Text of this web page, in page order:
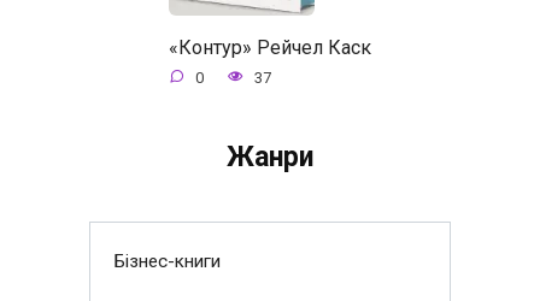
«Контур» Рейчел Каск
0 37
Жанри
Бізнес-книги